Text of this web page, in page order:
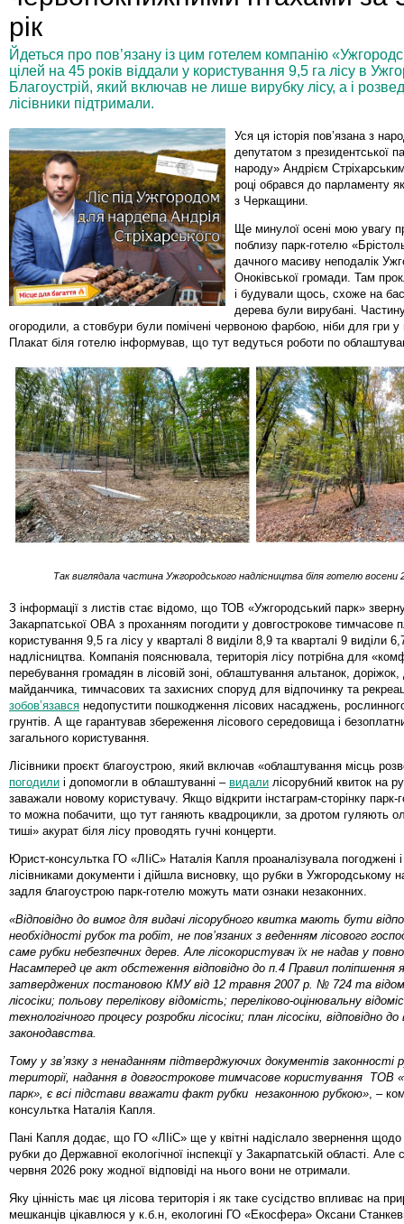
рік
Йдеться про пов’язану із цим готелем компанію
цілей на 45 років віддали у користування 9,5 га лісу в
Благоустрій, який включав не лише вирубку лісу, а і
лісівники підтримали.
Уся ця історія пов’язана з
депутатом з президентської
народу» Андрієм
році обрався до парламенту
з Черкащини.
Ще минулої осені мою увагу
поблизу парк-готелю
дачного масиву неподалік
Оноківської громади. Там
і будували щось, схоже на
дерева були вирубані.
огородили, а стовбури були помічені червоною фарбою, ніби для гри у
Плакат біля готелю інформував, що тут ведуться роботи по
Так виглядала частина Ужгородського надлісництва біля готелю восени
З інформації з листів стає відомо, що ТОВ «Ужгородський парк»
Закарпатської ОВА з проханням погодити у довгострокове тимчасове
користування 9,5 га лісу у кварталі 8 виділи 8,9 та кварталі 9 виділи
надлісництва. Компанія пояснювала, територія лісу потрібна для
перебування громадян в лісовій зоні, облаштування альтанок, доріжок,
майданчика, тимчасових та захисних споруд для відпочинку та
зобов’язався недопустити пошкодження лісових насаджень,
грунтів. А ще гарантував збереження лісового середовища і
загального користування.
Лісівники проєкт благоустрою, який включав «облаштування місць
погодили і допомогли в облаштуванні – видали лісорубний квиток на
заважали новому користувачу. Якщо відкрити інстаграм-сторінку парк-
то можна побачити, що тут ганяють квадроцикли, за дротом гуляють
тиші» акурат біля лісу проводять гучні концерти.
Юрист-консультка ГО «ЛІіС» Наталія Капля проаналізувала погоджені і
лісівниками документи і дійшла висновку, що рубки в Ужгородському
задля благоустрою парк-готелю можуть мати ознаки незаконних.
«Відповідно до вимог для видачі лісорубного квитка мають бути
необхідності рубок та робіт, не пов’язаних з веденням лісового
саме рубки небезпечних дерев. Але лісокористувач їх не надав у
Насамперед це акт обстеження відповідно до п.4 Правил поліпшення
затверджених постановою КМУ від 12 травня 2007 р. № 724 та
лісосіки; польову перелікову відомість; переліково-оцінювальну
технологічного процесу розробки лісосіки; план лісосіки, відповідно
законодавства.
Тому у зв’язку з ненаданням підтверджуючих документів законності
території, надання в довгострокове тимчасове користування ТОВ
парк», є всі підстави вважати факт рубки незаконною рубкою», –
консультка Наталія Капля.
Пані Капля додає, що ГО «ЛІіС» ще у квітні надіслало звернення щодо
рубки до Державної екологічної інспекції у Закарпатській області. Але
червня 2026 року жодної відповіді на нього вони не отримали.
Яку цінність має ця лісова територія і як таке сусідство впливає на
мешканців цікавлюся у к.б.н, екологині ГО «Екосфера» Оксани